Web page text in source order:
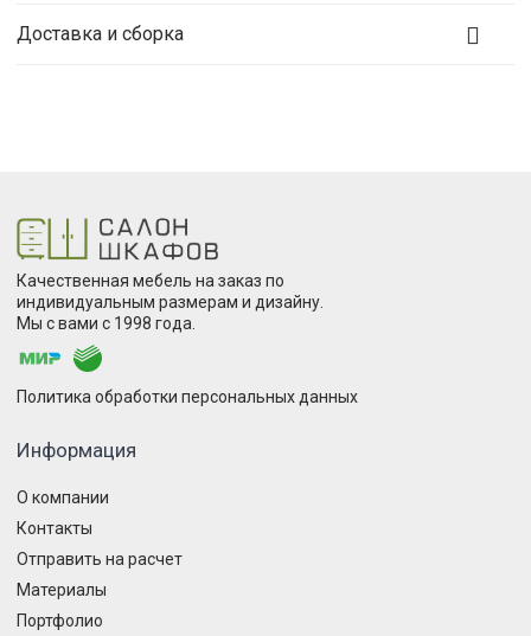
Доставка и сборка
Качественная мебель на заказ по
индивидуальным размерам и дизайну.
Мы с вами с 1998 года.
Политика обработки персональных данных
Информация
О компании
Контакты
Отправить на расчет
Материалы
Портфолио